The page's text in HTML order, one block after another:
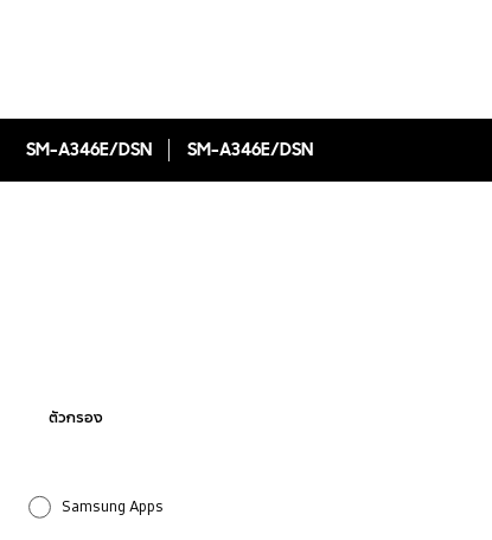
SM-A346E/DSN SM-A346E/DSN
ตัวกรอง
Samsung Apps